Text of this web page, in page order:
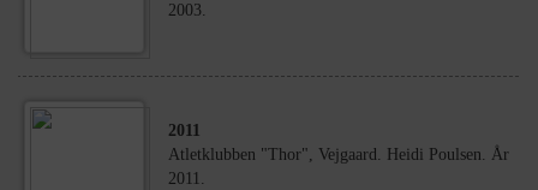
2003.
2011
Atletklubben "Thor", Vejgaard. Heidi Poulsen. År
2011.